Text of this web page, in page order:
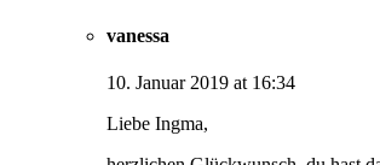
vanessa
10. Januar 2019 at 16:34
Liebe Ingma,